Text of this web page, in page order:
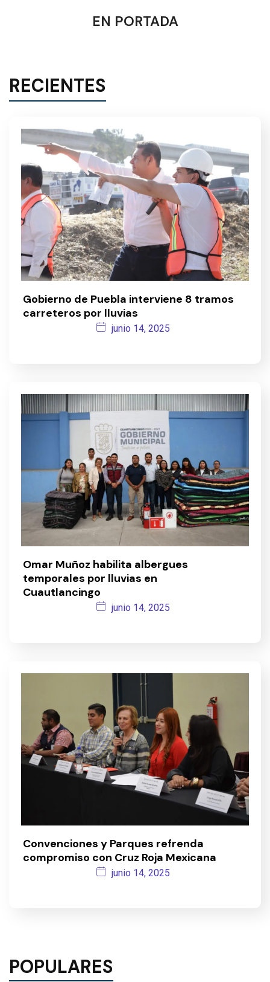
EN PORTADA
RECIENTES
Gobierno de Puebla interviene 8 tramos
carreteros por lluvias
junio 14, 2025
Omar Muñoz habilita albergues
temporales por lluvias en
Cuautlancingo
junio 14, 2025
Convenciones y Parques refrenda
compromiso con Cruz Roja Mexicana
junio 14, 2025
POPULARES